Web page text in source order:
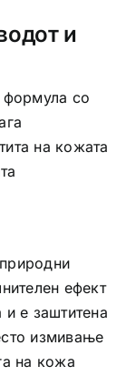
и
со
на кожата
ефект
е заштитена
измивање
на кожа